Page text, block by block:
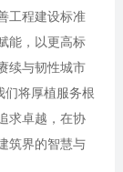
工程建设标准
能，以更高标
续与韧性城市
们将厚植服务根
求卓越，在协
筑界的智慧与